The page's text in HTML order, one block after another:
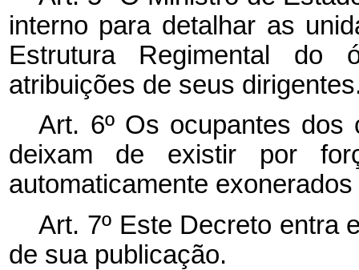
interno para detalhar as
Estrutura Regimental do
atribuições de seus
Art. 6º Os ocupantes
deixam de existir por
automaticamente
Art. 7º Este Decreto entra
de sua publicação.